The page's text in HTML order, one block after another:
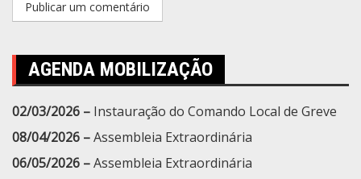
AGENDA MOBILIZAÇÃO
02/03/2026 – Instauração do Comando Local de Greve
08/04/2026 –Assembleia Extraordinária
06/05/2026 –Assembleia Extraordinária